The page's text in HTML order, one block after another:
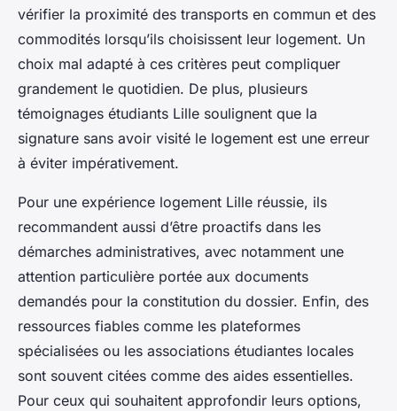
vérifier la proximité des transports en commun et des
commodités lorsqu’ils choisissent leur logement. Un
choix mal adapté à ces critères peut compliquer
grandement le quotidien. De plus, plusieurs
témoignages étudiants Lille soulignent que la
signature sans avoir visité le logement est une erreur
à éviter impérativement.
Pour une expérience logement Lille réussie, ils
recommandent aussi d’être proactifs dans les
démarches administratives, avec notamment une
attention particulière portée aux documents
demandés pour la constitution du dossier. Enfin, des
ressources fiables comme les plateformes
spécialisées ou les associations étudiantes locales
sont souvent citées comme des aides essentielles.
Pour ceux qui souhaitent approfondir leurs options,